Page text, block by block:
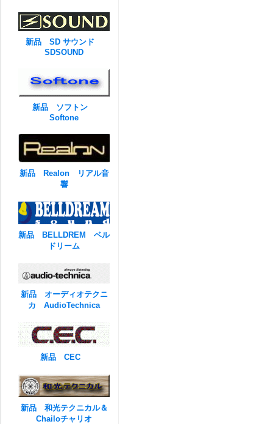
新品 SD サウンド
SDSOUND
新品 ソフトン
Softone
新品 Realon リアル音
響
新品 BELLDREM ベル
ドリーム
新品 オーディオテクニ
カ AudioTechnica
新品 CEC
新品 和光テクニカル＆
Chailoチャリオ